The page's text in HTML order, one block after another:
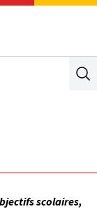
scolaires,